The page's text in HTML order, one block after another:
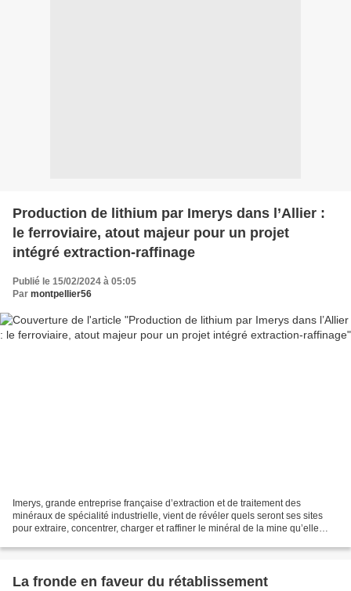
Production de lithium par Imerys dans l’Allier :
le ferroviaire, atout majeur pour un projet
intégré extraction-raffinage
Publié le 15/02/2024 à 05:05
Par montpellier56
Imerys, grande entreprise française d’extraction et de traitement des
minéraux de spécialité industrielle, vient de révéler quels seront ses sites
pour extraire, concentrer, charger et raffiner le minéral de la mine qu’elle
La fronde en faveur du rétablissement